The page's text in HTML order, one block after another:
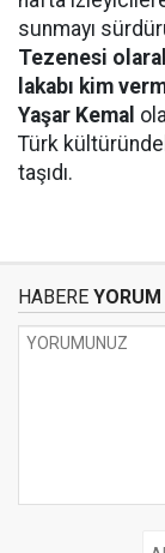
sunmayı
Tezenesi
lakabı kim
Yaşar Kemal
Türk
taşıdı.
HABERE